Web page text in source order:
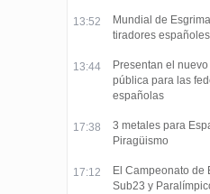
13:52
Mundial de
tiradores españoles
13:44
Presentan el
pública para las
españolas
17:38
3 metales para
Piragüismo
17:12
El Campeonato de
Sub23 y